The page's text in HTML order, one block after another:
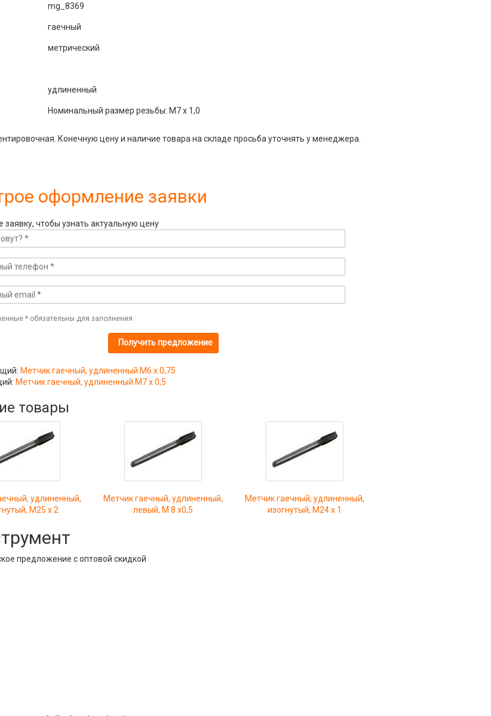
mg_8369
гаечный
метрический
удлиненный
Номинальный размер резьбы: М7 х 1,0
Конечную цену и наличие товара на складе просьба уточнять у менеджера.
оформление заявки
заявку, чтобы узнать актуальную цену
*обязательны для заполнения
Метчик гаечный, удлиненный М6 x 0,75
Метчик гаечный, удлиненный М7 x 0,5
товары
удлиненный,
М25 х 2
Метчик гаечный, удлиненный,
левый, М 8 х0,5
Метчик гаечный, удлиненный,
изогнутый, М24 х 1
предложение с оптовой скидкой